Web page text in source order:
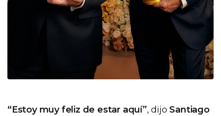
“Estoy muy feliz de estar aquí”, dijoSantiago